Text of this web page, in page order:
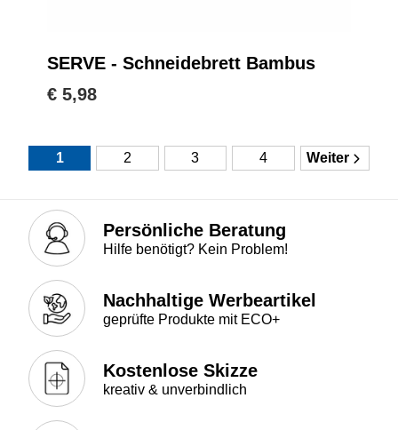
SERVE - Schneidebrett Bambus
€ 5,98
1 2 3 4 Weiter
Persönliche Beratung
Hilfe benötigt? Kein Problem!
Nachhaltige Werbeartikel
geprüfte Produkte mit ECO+
Kostenlose Skizze
kreativ & unverbindlich